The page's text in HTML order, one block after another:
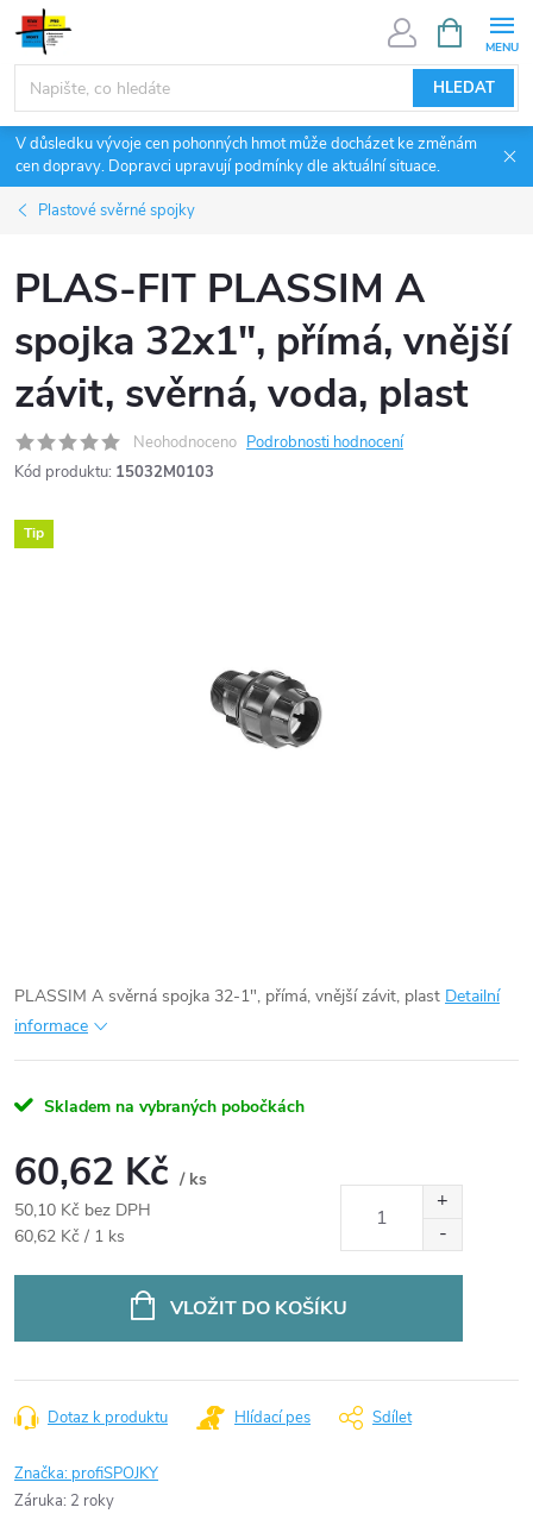
Přejít
obsah
HLEDAT
NÁKUPNÍ
KOŠÍK
V důsledku vývoje cen pohonných hmot může docházet ke změnám
cen dopravy. Dopravci upravují podmínky dle aktuální situace.
Plastové svěrné spojky
PLAS-FIT PLASSIM A
spojka 32x1", přímá, vnější
závit, svěrná, voda, plast
Neohodnoceno Podrobnosti hodnocení
Kód produktu: 15032M0103
Tip
PLASSIM A svěrná spojka 32-1", přímá, vnější závit, plast Detailní
informace
Skladem na vybraných pobočkách
60,62 Kč / ks
50,10 Kč bez DPH
Měrná
60,62 Kč / 1 ks
VLOŽIT DO KOŠÍKU
Dotaz k produktu Hlídací pes Sdílet
Značka: profiSPOJKY
Záruka: 2 roky